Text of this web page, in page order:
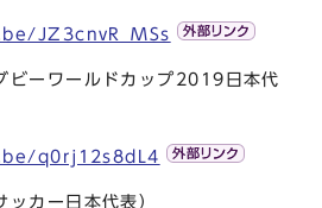
JZ3cnvR_MSs
ーワールドカップ2019日本代
q0rj12s8dL4
カー日本代表）